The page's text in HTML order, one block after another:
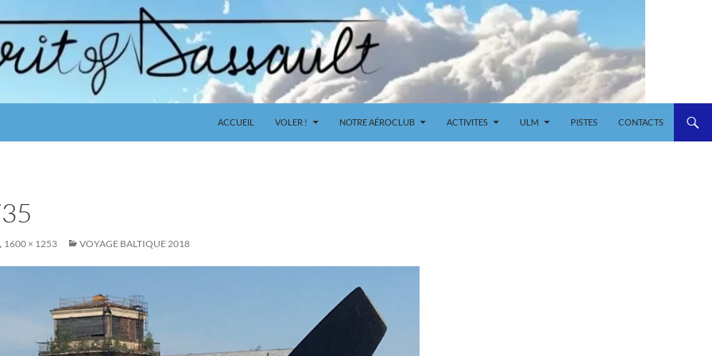
ACCUEIL VOLER ! NOTRE AÉROCLUB ACTIVITES ULM PISTES CONTACTS
1600 × 1253 VOYAGE BALTIQUE 2018